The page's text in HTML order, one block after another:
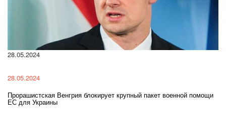
28.05.2024
28.05.2024
Прорашистская Венгрия блокирует крупный пакет военной помощи
ЕС для Украины